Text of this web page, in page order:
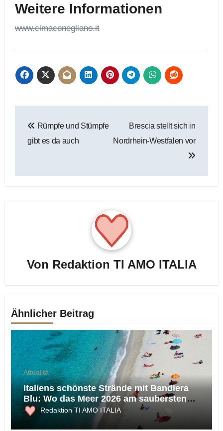
Weitere Informationen
www.cimaconegliano.it
Rümpfe und Stümpfe
gibt es da auch
Brescia stellt sich in
Nordrhein-Westfalen vor
Von Redaktion TI AMO ITALIA
Ähnlicher Beitrag
Attualità
Italiens schönste Strände mit Bandiera
Blu: Wo das Meer 2026 am saubersten
ist
Redaktion TI AMO ITALIA